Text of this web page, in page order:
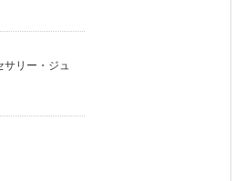
サリー・ジュ